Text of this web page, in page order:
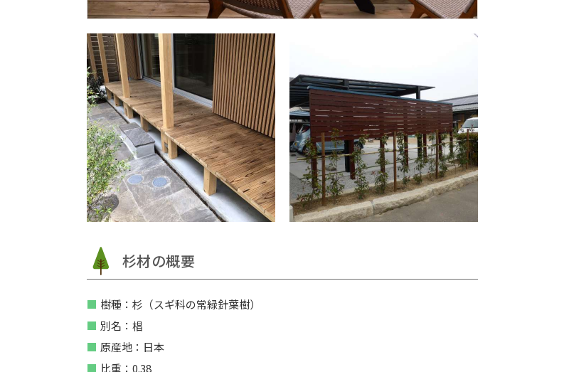
杉材の概要
樹種：杉（スギ科の常緑針葉樹）
別名：椙
原産地：日本
比重：0.38